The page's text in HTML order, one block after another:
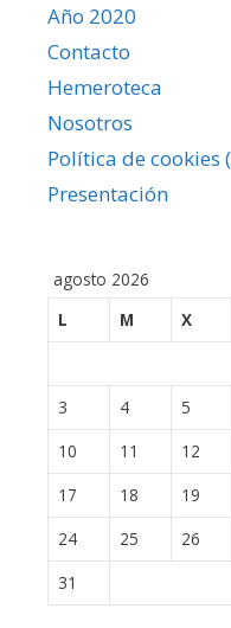
Año 2020
Contacto
Hemeroteca
Nosotros
Política de cookies
Presentación
agosto 2026
L
M X
3
4 5
10
11 12
17
18 19
24
25 26
31